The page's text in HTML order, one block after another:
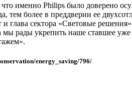
что именно Philips было доверено
тем более в преддверии ее
и глава сектора «Световые
мы рады укрепить наше ставшее
energy_saving/796/